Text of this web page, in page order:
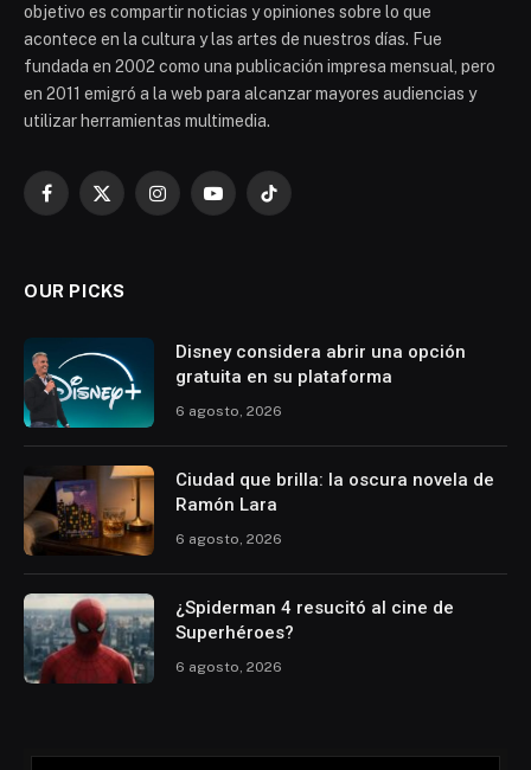
objetivo es compartir noticias y opiniones sobre lo que
acontece en la cultura y las artes de nuestros días. Fue
fundada en 2002 como una publicación impresa mensual, pero
en 2011 emigró a la web para alcanzar mayores audiencias y
utilizar herramientas multimedia.
Facebook
X
InstagramYouTubeTikTok
OUR PICKS
Disney considera abrir una opción
gratuita en su plataforma
6 agosto, 2026
Ciudad que brilla: la oscura novela de
Ramón Lara
6 agosto, 2026
¿Spiderman 4 resucitó al cine de
Superhéroes?
6 agosto, 2026